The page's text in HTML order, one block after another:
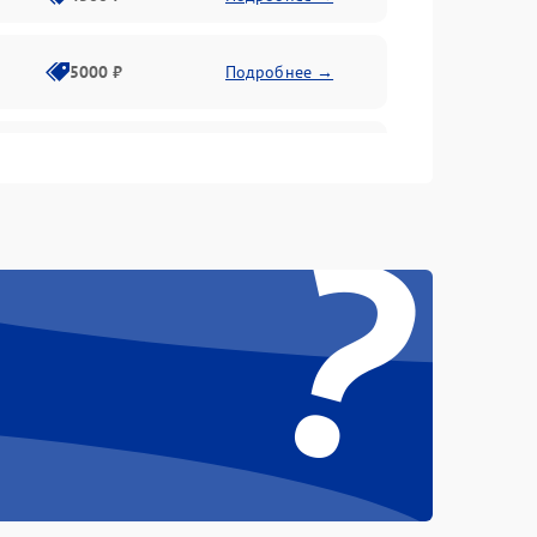
5000 ₽ Подробнее →
Подробнее →
Подробнее →
?